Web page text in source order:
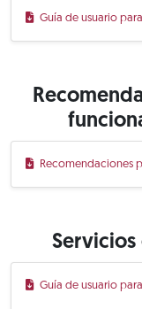
Guía de usuario
Recomendaciones
Guía de usuario